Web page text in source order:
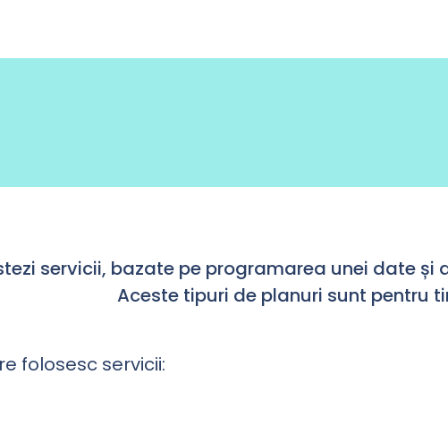
servicii, bazate pe programarea unei date și
Aceste tipuri de planuri sunt pentru
folosesc servicii: